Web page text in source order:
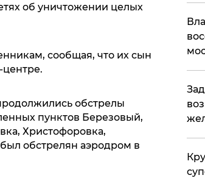
об уничтожении целых
сообщая, что их сын
центре.
обстрелы
пунктов Березовый,
Христофоровка,
обстрелян аэродром в